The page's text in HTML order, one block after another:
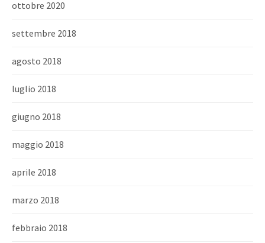
ottobre 2020
settembre 2018
agosto 2018
luglio 2018
giugno 2018
maggio 2018
aprile 2018
marzo 2018
febbraio 2018